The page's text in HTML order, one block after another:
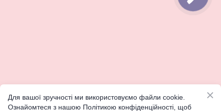
Для вашої зручності ми використовуємо файли cookie.
Ознайомтеся з нашою Політикою конфіденційності, щоб